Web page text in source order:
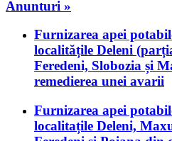
Anunturi »
Furnizarea apei
localitățile Deleni
Feredeni, Slobozia și
remedierea unei avarii
Furnizarea apei
localitațile Deleni,